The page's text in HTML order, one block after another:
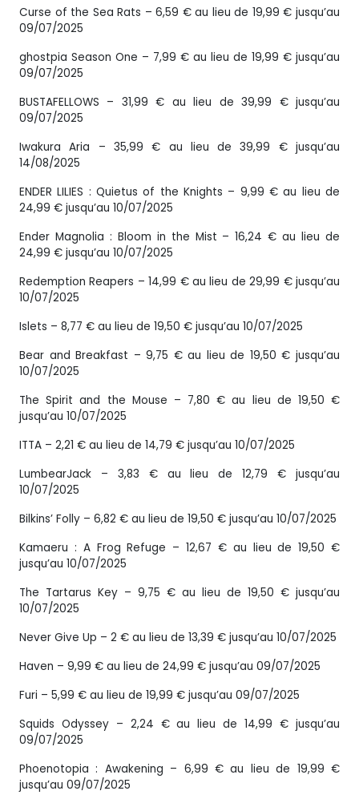
Curse of the Sea Rats – 6,59 € au lieu de 19,99 € jusqu’au
09/07/2025
ghostpia Season One – 7,99 € au lieu de 19,99 € jusqu’au
09/07/2025
BUSTAFELLOWS – 31,99 € au lieu de 39,99 € jusqu’au
09/07/2025
Iwakura Aria – 35,99 € au lieu de 39,99 € jusqu’au
14/08/2025
ENDER LILIES : Quietus of the Knights – 9,99 € au lieu de
24,99 € jusqu’au 10/07/2025
Ender Magnolia : Bloom in the Mist – 16,24 € au lieu de
24,99 € jusqu’au 10/07/2025
Redemption Reapers – 14,99 € au lieu de 29,99 € jusqu’au
10/07/2025
Islets – 8,77 € au lieu de 19,50 € jusqu’au 10/07/2025
Bear and Breakfast – 9,75 € au lieu de 19,50 € jusqu’au
10/07/2025
The Spirit and the Mouse – 7,80 € au lieu de 19,50 €
jusqu’au 10/07/2025
ITTA – 2,21 € au lieu de 14,79 € jusqu’au 10/07/2025
LumbearJack – 3,83 € au lieu de 12,79 € jusqu’au
10/07/2025
Bilkins’ Folly – 6,82 € au lieu de 19,50 € jusqu’au 10/07/2025
Kamaeru : A Frog Refuge – 12,67 € au lieu de 19,50 €
jusqu’au 10/07/2025
The Tartarus Key – 9,75 € au lieu de 19,50 € jusqu’au
10/07/2025
Never Give Up – 2 € au lieu de 13,39 € jusqu’au 10/07/2025
Haven – 9,99 € au lieu de 24,99 € jusqu’au 09/07/2025
Furi – 5,99 € au lieu de 19,99 € jusqu’au 09/07/2025
Squids Odyssey – 2,24 € au lieu de 14,99 € jusqu’au
09/07/2025
Phoenotopia : Awakening – 6,99 € au lieu de 19,99 €
jusqu’au 09/07/2025